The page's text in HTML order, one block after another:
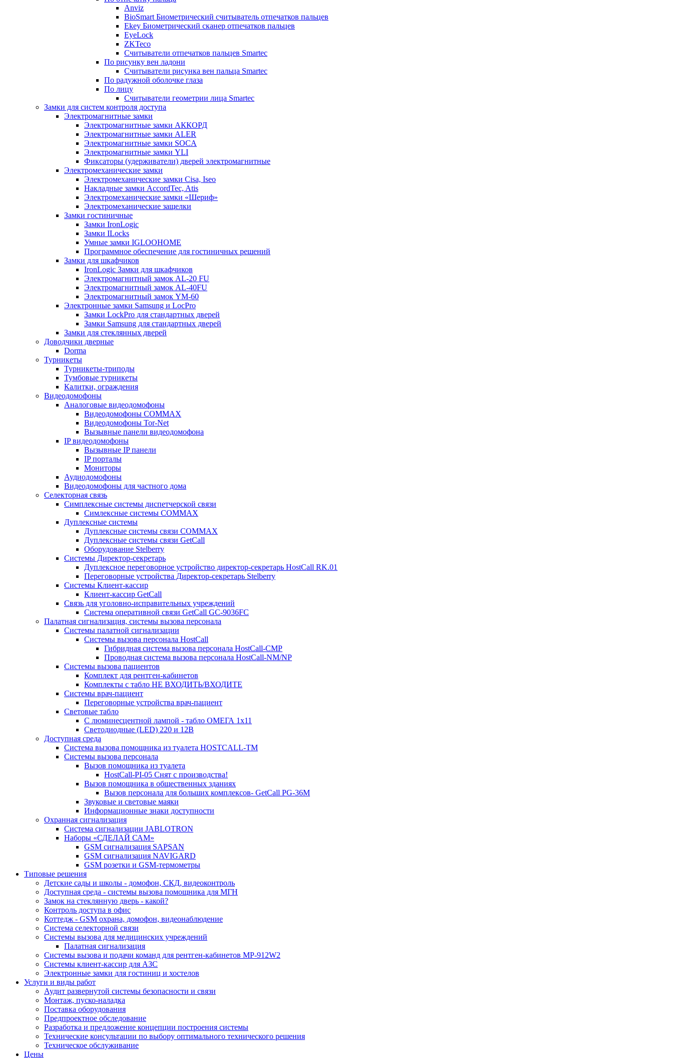
Anviz
BioSmart Биометрический считыватель отпечатков пальцев
Ekey Биометрический сканер отпечатков пальцев
EyeLock
ZKTeco
Считыватели отпечатков пальцев Smartec
По рисунку вен ладони
Считыватели рисунка вен пальца Smartec
По радужной оболочке глаза
По лицу
Считыватели геометрии лица Smartec
Замки для систем контроля доступа
Электромагнитные замки
Электромагнитные замки АККОРД
Электромагнитные замки ALER
Электромагнитные замки SOCA
Электромагнитные замки YLI
Фиксаторы (удерживатели) дверей электромагнитные
Электромеханические замки
Электромеханические замки Cisa, Iseo
Накладные замки AccordTec, Atis
Электромеханические замки «Шериф»
Электромеханические защелки
Замки гостиничные
Замки IronLogic
Замки ILocks
Умные замки IGLOOHOME
Программное обеспечение для гостиничных решений
Замки для шкафчиков
IronLogic Замки для шкафчиков
Электромагнитный замок AL-20 FU
Электромагнитный замок AL-40FU
Электромагнитный замок YM-60
Электронные замки Samsung и LocPro
Замки LockPro для стандартных дверей
Замки Samsung для стандартных дверей
Замки для стеклянных дверей
Доводчики дверные
Dorma
Турникеты
Турникеты-триподы
Тумбовые турникеты
Калитки, ограждения
Видеодомофоны
Аналоговые видеодомофоны
Видеодомофоны COMMAX
Видеодомофоны Tor-Net
Вызывные панели видеодомофона
IP видеодомофоны
Вызывные IP панели
IP порталы
Мониторы
Аудиодомофоны
Видеодомофоны для частного дома
Селекторная связь
Симплексные системы диспетчерской связи
Симлексные системы COMMAX
Дуплексные системы
Дуплексные системы связи COMMAX
Дуплексные системы связи GetCall
Оборудование Stelberry
Системы Директор-секретарь
Дуплексное переговорное устройство директор-секретарь HostCall RK.01
Переговорные устройства Директор-секретарь Stelberry
Системы Клиент-кассир
Клиент-кассир GetCall
Связь для уголовно-исправительных учреждений
Система оперативной связи GetCall GC-9036FC
Палатная сигнализация, системы вызова персонала
Системы палатной сигнализации
Системы вызова персонала HostCall
Гибридная система вызова персонала HostCall-CMP
Проводная система вызова персонала HostCall-NM/NP
Системы вызова пациентов
Комплект для рентген-кабинетов
Комплекты с табло НЕ ВХОДИТЬ/ВХОДИТЕ
Системы врач-пациент
Переговорные устройства врач-пациент
Световые табло
С люминесцентной лампой - табло ОМЕГА 1х11
Светодиодные (LED) 220 и 12В
Доступная среда
Система вызова помощника из туалета HOSTCALL-TM
Системы вызова персонала
Вызов помощника из туалета
HostCall-PI-05 Снят с производства!
Вызов помощника в общественных зданиях
Вызов персонала для больших комплексов- GetCall PG-36M
Звуковые и световые маяки
Информационные знаки доступности
Охранная сигнализация
Система сигнализации JABLOTRON
Наборы «СДЕЛАЙ САМ»
GSM сигнализация SAPSAN
GSM сигнализация NAVIGARD
GSM розетки и GSM-термометры
Типовые решения
Детские сады и школы - домофон, СКД, видеоконтроль
Доступная среда - системы вызова помощника для МГН
Замок на стеклянную дверь - какой?
Контроль доступа в офис
Коттедж - GSM охрана, домофон, видеонаблюдение
Система селекторной связи
Системы вызова для медицинских учреждений
Палатная сигнализация
Системы вызова и подачи команд для рентген-кабинетов MP-912W2
Системы клиент-кассир для АЗС
Электронные замки для гостиниц и хостелов
Услуги и виды работ
Аудит развернутой системы безопасности и связи
Монтаж, пуско-наладка
Поставка оборудования
Предпроектное обследование
Разработка и предложение концепции построения системы
Технические консультации по выбору оптимального технического решения
Техническое обслуживание
Цены